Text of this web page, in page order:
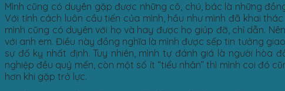
Mình cũng có duyên gặp được những cô, chú, bác là những
Với tính cách luôn cầu tiến của mình, hầu như mình đã khai
mình cũng có duyên với họ và hay được họ giúp đỡ, chỉ dẫn.
với anh em. Điều này đồng nghĩa là mình được sếp tin tưởng
sự đố kỵ nhất định. Tuy nhiên, mình tự đánh giá là người
nghiệp đều quý mến, còn một số ít “tiểu nhân” thì mình coi đó
hơn khi gặp trở lực.